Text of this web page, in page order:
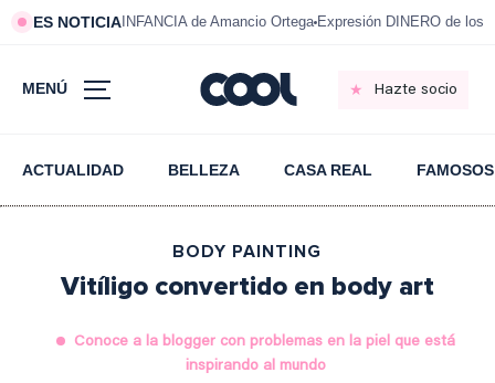
ES NOTICIA INFANCIA de Amancio Ortega Expresión DINERO de los
MENÚ Hazte socio
ACTUALIDAD BELLEZA CASA REAL FAMOSOS
BODY PAINTING
Vitíligo convertido en body art
Conoce a la blogger con problemas en la piel que está
inspirando al mundo